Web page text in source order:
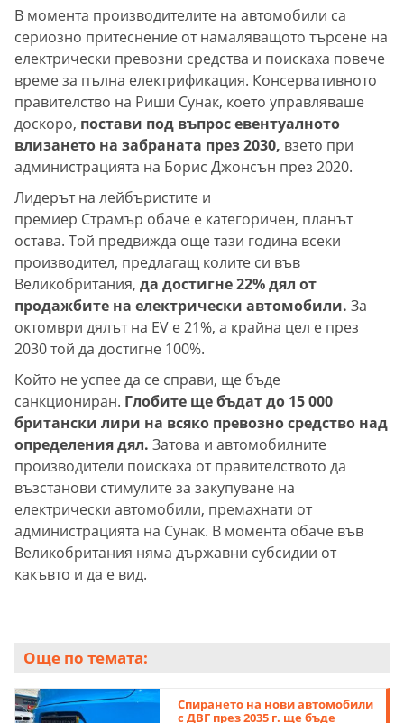
В момента производителите на автомобили са
сериозно притеснение от намаляващото търсене на
електрически превозни средства и поискаха повече
време за пълна електрификация. Консервативното
правителство на Риши Сунак, което управляваше
доскоро, постави под въпрос евентуалното
влизането на забраната през 2030, взето при
администрацията на Борис Джонсън през 2020.
Лидерът на лейбъристите и
премиер Страмър обаче е категоричен, планът
остава. Той предвижда още тази година всеки
производител, предлагащ колите си във
Великобритания, да достигне 22% дял от
продажбите на електрически автомобили. За
октомври дялът на EV е 21%, а крайна цел е през
2030 той да достигне 100%.
Който не успее да се справи, ще бъде
санкциониран. Глобите ще бъдат до 15 000
британски лири на всяко превозно средство над
определения дял. Затова и автомобилните
производители поискаха от правителството да
възстанови стимулите за закупуване на
електрически автомобили, премахнати от
администрацията на Сунак. В момента обаче във
Великобритания няма държавни субсидии от
какъвто и да е вид.
Още по темата:
Спирането на нови автомобили
с ДВГ през 2035 г. ще бъде